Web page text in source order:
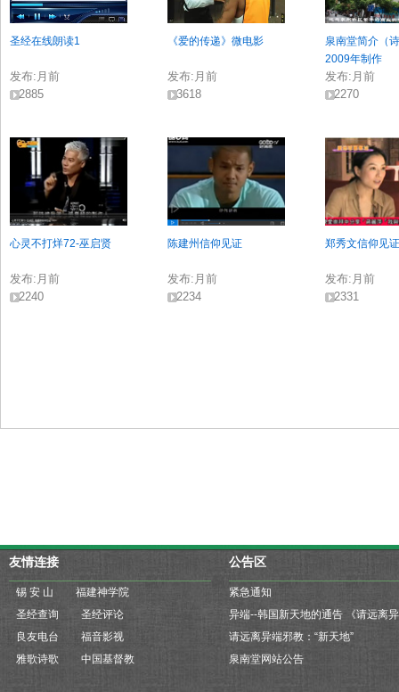
圣经在线朗读1
发布: 月前
2885
《爱的传递》微电影
发布: 月前
3618
泉南堂简介（
2009年制作
发布: 月前
2270
心灵不打烊72-巫启贤
发布: 月前
2240
陈建州信仰见证
发布: 月前
2234
郑秀文信仰见证
发布: 月前
2331
友情连接
锡 安 山
福建神学院
圣经查询
圣经评论
良友电台
福音影视
雅歌诗歌
中国基督教
公告区
紧急通知
请远离异端邪教：“新天地”
泉南堂网站公告